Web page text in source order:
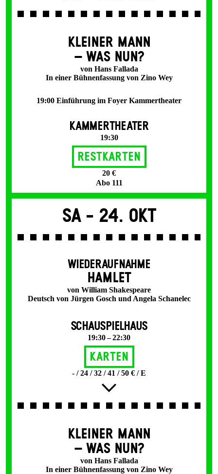
KLEINER MANN
– WAS NUN?
von Hans Fallada
In einer Bühnenfassung von Zino Wey
19:00 Einführung im Foyer Kammertheater
KAMMERTHEATER
19:30
Restkarten
20 €
Abo 111
Sa - 24. Okt
WIEDERAUFNAHME
HAMLET
von William Shakespeare
Deutsch von Jürgen Gosch und Angela Schanelec
SCHAUSPIELHAUS
19:30 – 22:30
Karten
- / 24 / 32 / 41 / 50 € / E
KLEINER MANN
– WAS NUN?
von Hans Fallada
In einer Bühnenfassung von Zino Wey